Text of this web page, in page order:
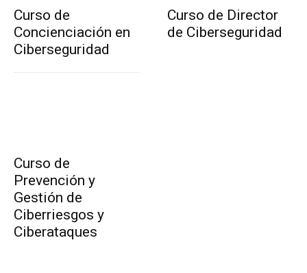
Curso de
Concienciación en
Ciberseguridad
Curso de Director
de Ciberseguridad
Curso de
Prevención y
Gestión de
Ciberriesgos y
Ciberataques